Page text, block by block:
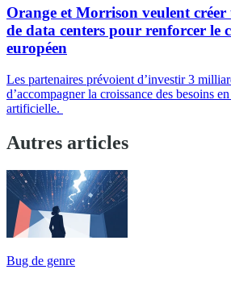
Orange et Morrison veulent créer
de data centers pour renforcer le
européen
Les partenaires prévoient d’investir 3
d’accompagner la croissance des besoins
artificielle.
Autres articles
Bug de genre